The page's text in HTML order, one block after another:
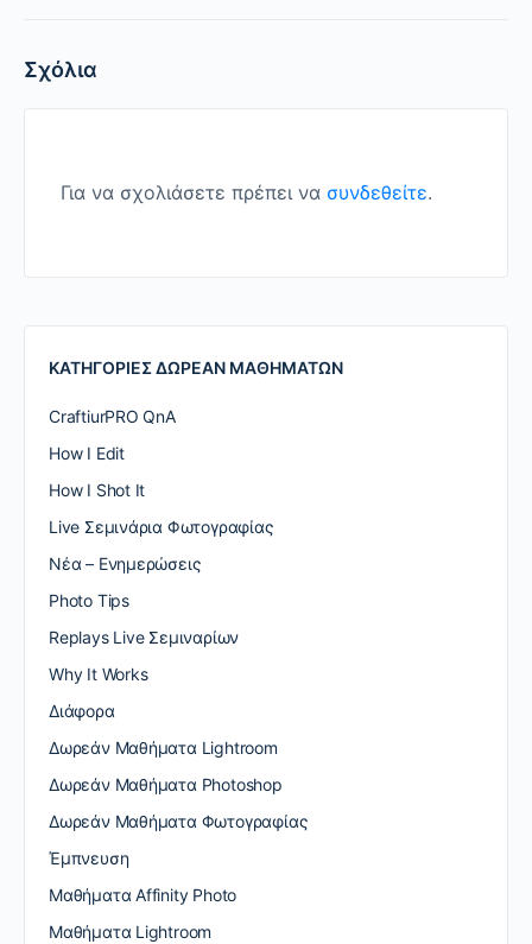
Σχόλια
Για να σχολιάσετε πρέπει να συνδεθείτε.
ΚΑΤΗΓΟΡΙΕΣ ΔΩΡΕΑΝ ΜΑΘΗΜΑΤΩΝ
CraftiurPRO QnA
How I Edit
How I Shot It
Live Σεμινάρια Φωτογραφίας
Nέα – Ενημερώσεις
Photo Tips
Replays Live Σεμιναρίων
Why It Works
Διάφορα
Δωρεάν Μαθήματα Lightroom
Δωρεάν Μαθήματα Photoshop
Δωρεάν Μαθήματα Φωτογραφίας
Έμπνευση
Μαθήματα Affinity Photo
Μαθήματα Lightroom